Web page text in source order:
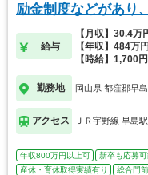
励金制度などがあり
給与
【月収】30.4
【年収】484万
【時給】1,700
勤務地 岡山県 都窪郡早島
アクセス ＪＲ宇野線 早島駅
年収800万円以上可 新卒も応募
産休・育休取得実績有り
総合門前